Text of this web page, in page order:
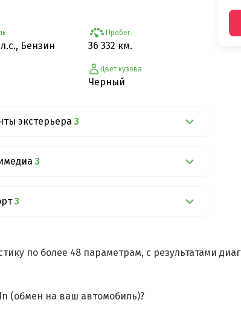
Бензин
Пробег
36 332 км.
Цвет кузова
Черный
экстерьера 3
3
3
по более 48 параметрам, с результатами
(обмен на ваш автомобиль)?